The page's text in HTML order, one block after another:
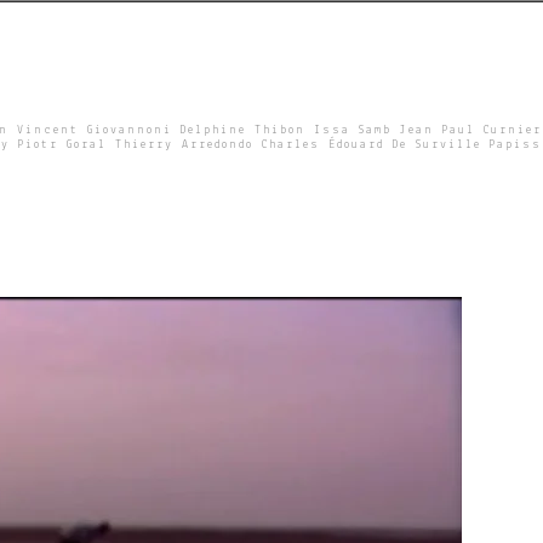
Vincent Giovannoni Delphine Thibon Issa Samb Jean Paul Curnier
Piotr Goral Thierry Arredondo Charles Édouard De Surville Papiss